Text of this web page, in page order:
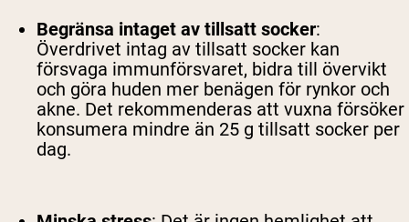
Begränsa intaget av tillsatt socker:
Överdrivet intag av tillsatt socker kan
försvaga immunförsvaret, bidra till övervikt
och göra huden mer benägen för rynkor och
akne. Det rekommenderas att vuxna försöker
konsumera mindre än 25 g tillsatt socker per
dag.